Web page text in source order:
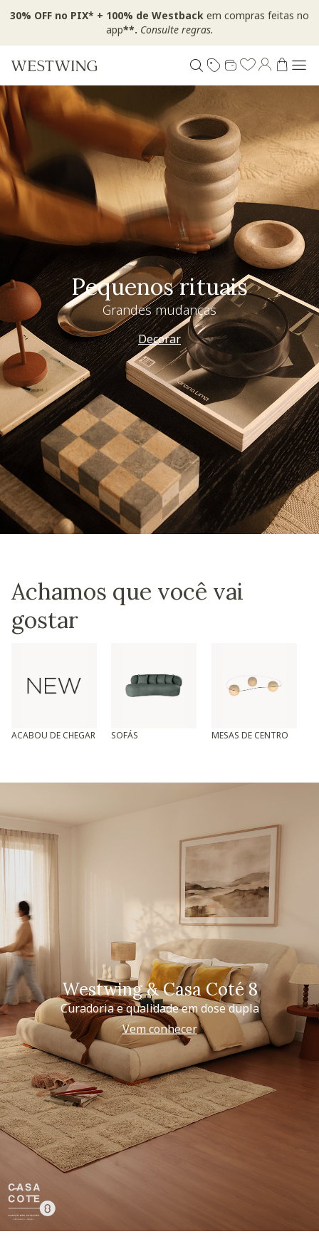
30% OFF no PIX* + 100% de Westback em compras feitas no
app**. Consulte regras.
Pequenos rituais
Grandes mudanças
Decorar
Achamos que você vai
gostar
ACABOU DE CHEGAR SOFÁS MESAS DE CENTRO
Westwing & Casa Coté 8
Curadoria e qualidade em dose dupla
Vem conhecer